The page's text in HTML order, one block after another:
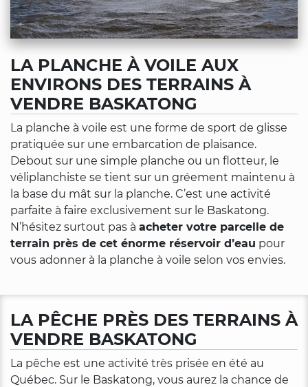
LA PLANCHE À VOILE AUX
ENVIRONS DES TERRAINS À
VENDRE BASKATONG
La planche à voile est une forme de sport de glisse
pratiquée sur une embarcation de plaisance.
Debout sur une simple planche ou un flotteur, le
véliplanchiste se tient sur un gréement maintenu à
la base du mât sur la planche. C’est une activité
parfaite à faire exclusivement sur le Baskatong.
N’hésitez surtout pas à acheter votre parcelle de
terrain près de cet énorme réservoir d’eau pour
vous adonner à la planche à voile selon vos envies.
LA PÊCHE PRÈS DES TERRAINS À
VENDRE BASKATONG
La pêche est une activité très prisée en été au
Québec. Sur le Baskatong, vous aurez la chance de